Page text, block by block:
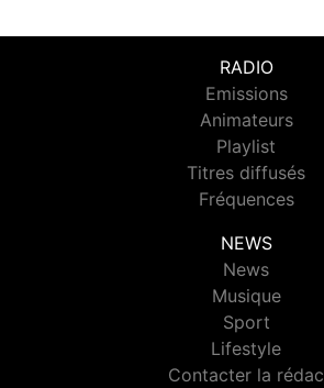
RADIO
Emissions
Animateurs
Playlist
Titres diffusés
Fréquences
NEWS
News
Musique
Sport
Lifestyle
Contacter la rédac